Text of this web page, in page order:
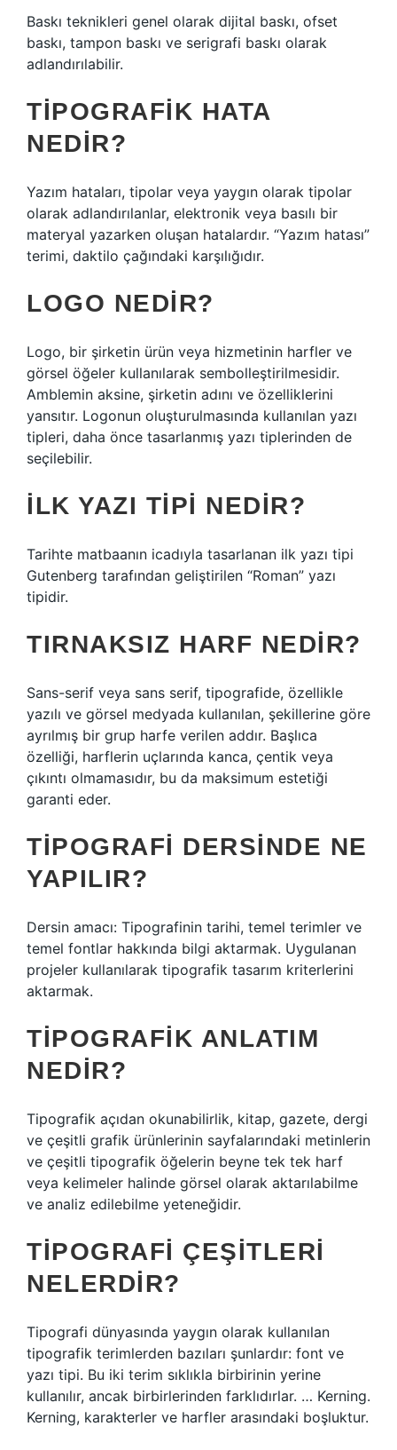
Baskı teknikleri genel olarak dijital baskı, ofset
baskı, tampon baskı ve serigrafi baskı olarak
adlandırılabilir.
TIPOGRAFIK HATA
NEDIR?
Yazım hataları, tipolar veya yaygın olarak tipolar
olarak adlandırılanlar, elektronik veya basılı bir
materyal yazarken oluşan hatalardır. “Yazım hatası”
terimi, daktilo çağındaki karşılığıdır.
LOGO NEDIR?
Logo, bir şirketin ürün veya hizmetinin harfler ve
görsel öğeler kullanılarak sembolleştirilmesidir.
Amblemin aksine, şirketin adını ve özelliklerini
yansıtır. Logonun oluşturulmasında kullanılan yazı
tipleri, daha önce tasarlanmış yazı tiplerinden de
seçilebilir.
İLK YAZI TIPI NEDIR?
Tarihte matbaanın icadıyla tasarlanan ilk yazı tipi
Gutenberg tarafından geliştirilen “Roman” yazı
tipidir.
TIRNAKSIZ HARF NEDIR?
Sans-serif veya sans serif, tipografide, özellikle
yazılı ve görsel medyada kullanılan, şekillerine göre
ayrılmış bir grup harfe verilen addır. Başlıca
özelliği, harflerin uçlarında kanca, çentik veya
çıkıntı olmamasıdır, bu da maksimum estetiği
garanti eder.
TIPOGRAFI DERSINDE NE
YAPILIR?
Dersin amacı: Tipografinin tarihi, temel terimler ve
temel fontlar hakkında bilgi aktarmak. Uygulanan
projeler kullanılarak tipografik tasarım kriterlerini
aktarmak.
TIPOGRAFIK ANLATIM
NEDIR?
Tipografik açıdan okunabilirlik, kitap, gazete, dergi
ve çeşitli grafik ürünlerinin sayfalarındaki metinlerin
ve çeşitli tipografik öğelerin beyne tek tek harf
veya kelimeler halinde görsel olarak aktarılabilme
ve analiz edilebilme yeteneğidir.
TIPOGRAFI ÇEŞITLERI
NELERDIR?
Tipografi dünyasında yaygın olarak kullanılan
tipografik terimlerden bazıları şunlardır: font ve
yazı tipi. Bu iki terim sıklıkla birbirinin yerine
kullanılır, ancak birbirlerinden farklıdırlar. … Kerning.
Kerning, karakterler ve harfler arasındaki boşluktur.